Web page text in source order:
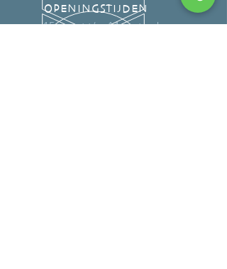
OPENINGSTIJDEN
15 maart t/m 14 september